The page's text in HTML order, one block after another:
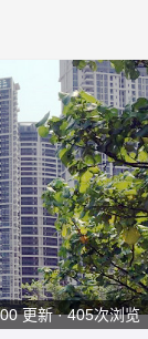
更新 · 405次浏览